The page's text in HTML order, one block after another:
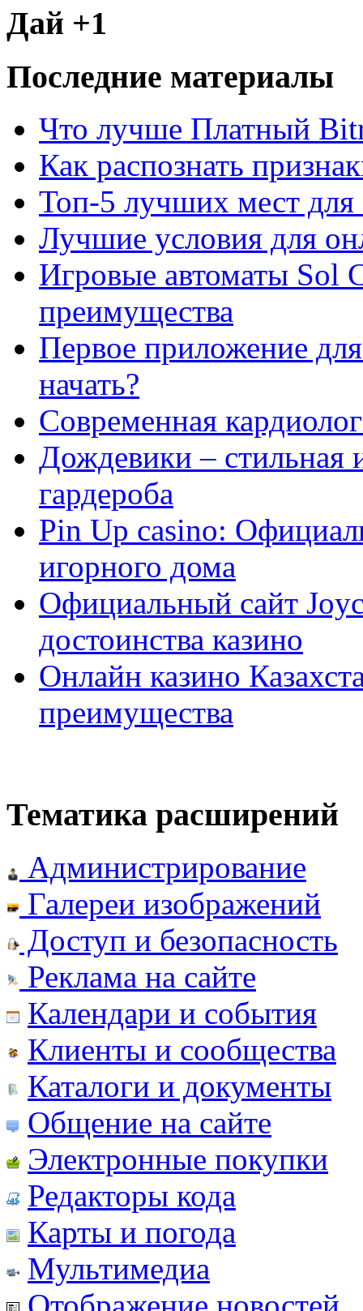
Дай +1
Последние материалы
Что лучше Платный
Как распознать
Топ-5 лучших мест для
Лучшие условия для
Игровые автоматы Sol
преимущества
Первое приложение
начать?
Современная
Дождевики – стильная
гардероба
Pin Up casino:
игорного дома
Официальный сайт
достоинства казино
Онлайн казино
преимущества
Тематика расширений
Администрирование
Галереи изображений
Доступ и безопасность
Реклама на сайте
Календари и события
Клиенты и сообщества
Каталоги и документы
Общение на сайте
Электронные покупки
Редакторы кода
Карты и погода
Мультимедиа